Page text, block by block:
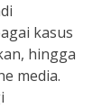
kasus
hingga
media.